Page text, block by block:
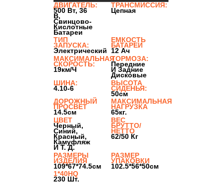
ДВИГАТЕЛЬ:
500 Вт, 36
В,
Свинцово-
Кислотные
Батареи
ТРАНСМИССИЯ:
Цепная
ТИП
ЗАПУСКА:
Электрический
ЕМКОСТЬ
БАТАРЕИ
12 Ач
МАКСИМАЛЬНАЯ
СКОРОСТЬ:
19км/ч
ТОРМОЗА:
Передние
И Задние
Дисковые
ШИНА:
4.10-6
ВЫСОТА
СИДЕНЬЯ:
50см
ДОРОЖНЫЙ
ПРОСВЕТ
14.5см
МАКСИМАЛЬНАЯ
НАГРУЗКА
65кг.
ЦВЕТ
Черный,
Синий,
Красный,
Камуфляж
И Т. Д.
ВЕС
БРУТТО/
НЕТТО
62/50 Кг
РАЗМЕРЫ
ИЗДЕЛИЯ
109*67*74.5см
РАЗМЕР
УПАКОВКИ
102.5*56*50см
1*40HQ
230 Шт.